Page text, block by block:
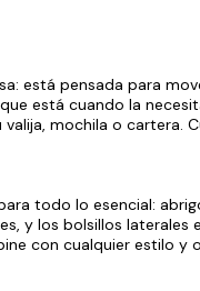
está pensada para
está cuando la
mochila o cartera.
todo lo esencial:
y los bolsillos
con cualquier estilo y